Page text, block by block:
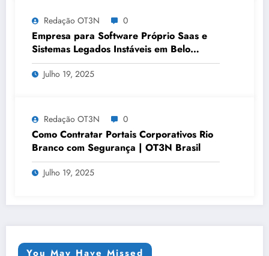
Redação OT3N 0
Empresa para Software Próprio Saas e
Sistemas Legados Instáveis em Belo
Horizonte | OT3N Brasil – Guia 3449
Julho 19, 2025
Redação OT3N 0
Como Contratar Portais Corporativos Rio
Branco com Segurança | OT3N Brasil
Julho 19, 2025
You May Have Missed